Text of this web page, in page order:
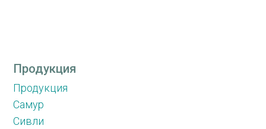
Продукция
Продукция
Самур
Сивли